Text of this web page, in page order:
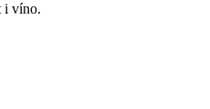
i víno.